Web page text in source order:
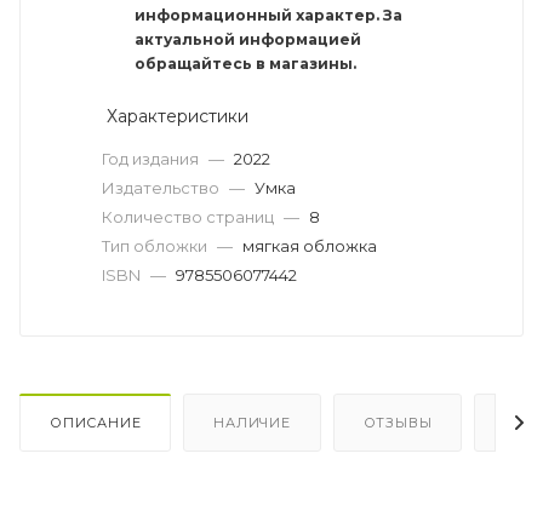
информационный характер. За
актуальной информацией
обращайтесь в магазины.
Характеристики
Год издания — 2022
Издательство — Умка
Количество страниц — 8
Тип обложки — мягкая обложка
ISBN — 9785506077442
ОПИСАНИЕ НАЛИЧИЕ ОТЗЫВЫ